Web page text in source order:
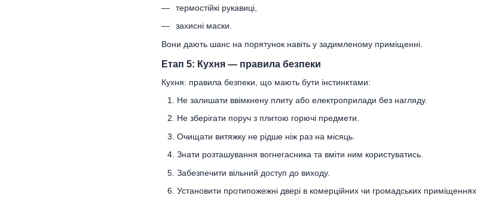
термостійкі рукавиці,
захисні маски.
Вони дають шанс на порятунок навіть у задимленому приміщенні.
Етап 5: Кухня — правила безпеки
Кухня: правила безпеки, що мають бути інстинктами:
Не залишати ввімкнену плиту або електроприлади без нагляду.
Не зберігати поруч з плитою горючі предмети.
Очищати витяжку не рідше ніж раз на місяць.
Знати розташування вогнегасника та вміти ним користуватись.
Забезпечити вільний доступ до виходу.
Установити протипожежні двері в комерційних чи громадських приміщеннях.